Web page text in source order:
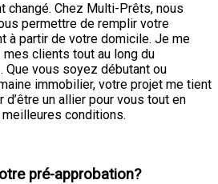
changé. Chez Multi-Prêts, nous
permettre de remplir votre
à partir de votre domicile. Je me
clients tout au long du
Que vous soyez débutant ou
immobilier, votre projet me tient
un allier pour vous tout en
conditions.
pré-approbation?